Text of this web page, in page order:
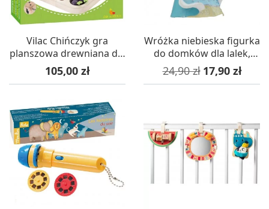
Vilac Chińczyk gra
planszowa drewniana dla
dzieci +3
Cena
105,00 zł
Wróżka niebieska figurka
do domków dla lalek,
Papo
Cena podstawowa
24,90 zł Cena
17,90 zł